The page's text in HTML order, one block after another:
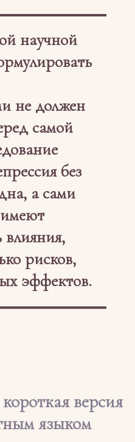
научной
не должен
самой
без
а сами
рисков,
эффектов.
версия
языком